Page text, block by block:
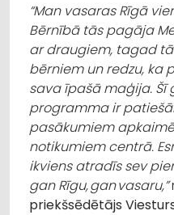
“Man vasaras Rīgā
Bērnībā tās pagāja
ar draugiem, tagad
bērniem un redzu, ka
sava īpašā maģija. Šī
programma ir
pasākumiem
notikumiem centrā.
ikviens atradīs sev
gan Rīgu, gan vasaru,”
priekšsēdētājs